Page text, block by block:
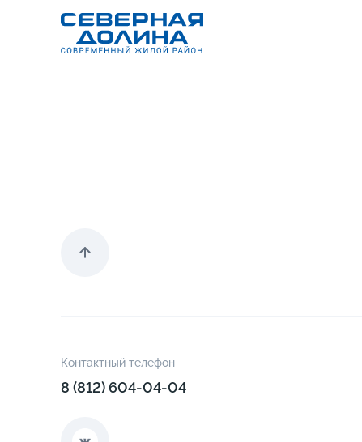
Контактный телефон
8 (812) 604-04-04